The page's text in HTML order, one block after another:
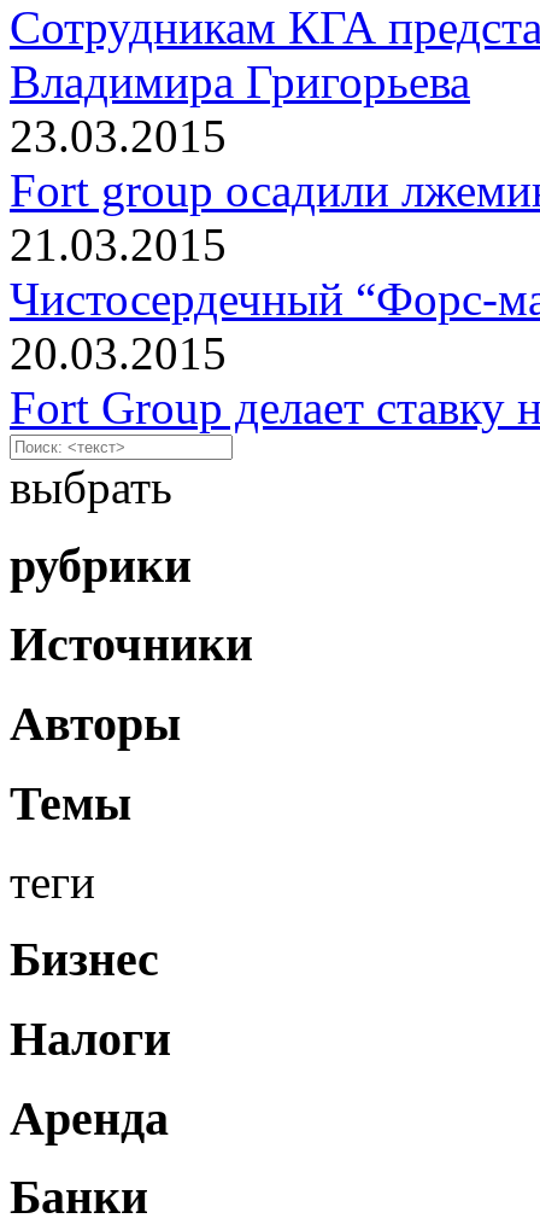
Сотрудникам КГА
Владимира Григорьева
23.03.2015
Fort group осадили
21.03.2015
Чистосердечный “Форс-
20.03.2015
Fort Group делает ставку
выбрать
рубрики
Источники
Авторы
Темы
теги
Бизнес
Налоги
Аренда
Банки